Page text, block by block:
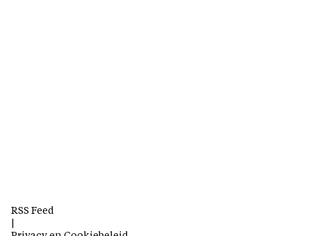
RSS Feed